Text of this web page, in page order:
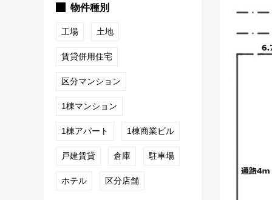
物件種別
工場 土地
賃貸併用住宅
区分マンション
1棟マンション
1棟アパート 1棟商業ビル
戸建賃貸 倉庫 駐車場
ホテル 区分店舗